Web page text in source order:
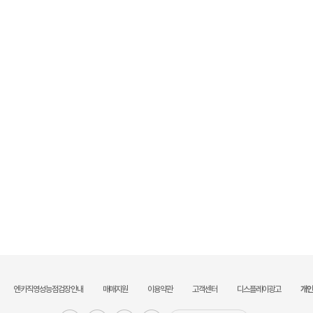
엔카직영성능점검장안내 매매지원 이용약관 고객센터 디스플레이광고 개